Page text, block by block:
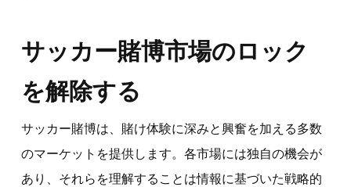
サッカー賭博市場のロック
を解除する
サッカー賭博は、賭け体験に深みと興奮を加える多数
のマーケットを提供します。各市場には独自の機会が
あり、それらを理解することは情報に基づいた戦略的